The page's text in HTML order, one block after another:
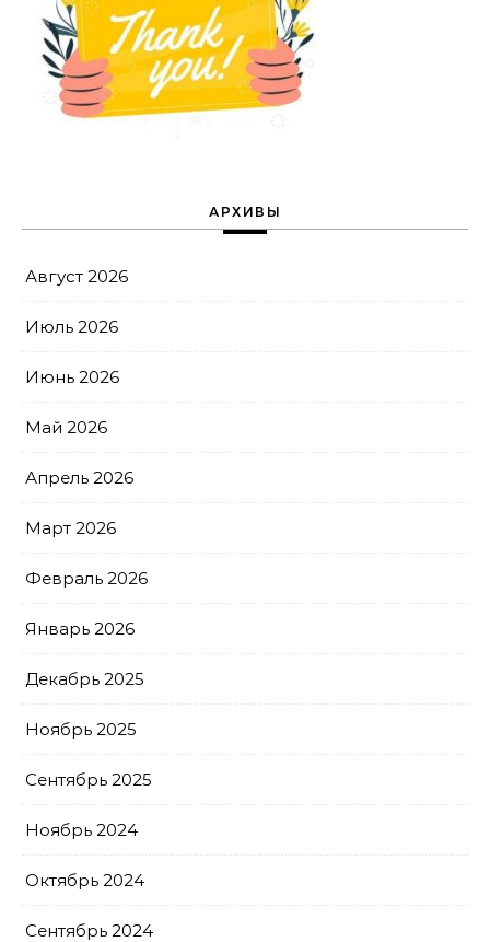
АРХИВЫ
Август 2026
Июль 2026
Июнь 2026
Май 2026
Апрель 2026
Март 2026
Февраль 2026
Январь 2026
Декабрь 2025
Ноябрь 2025
Сентябрь 2025
Ноябрь 2024
Октябрь 2024
Сентябрь 2024